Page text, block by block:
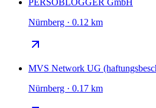
PERSOBLOGGER GmbH
Nürnberg · 0.12 km
MVS Network UG
Nürnberg · 0.17 km